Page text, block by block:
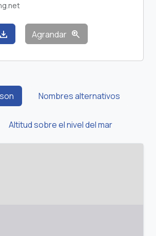
download Agrandar zoom_in
Nombres alternativos
Altitud sobre el nivel del mar